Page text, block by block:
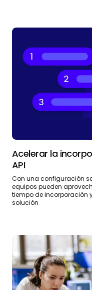
Acelerar la
API
Con una configuración
equipos pueden
tiempo de incorporación
solución